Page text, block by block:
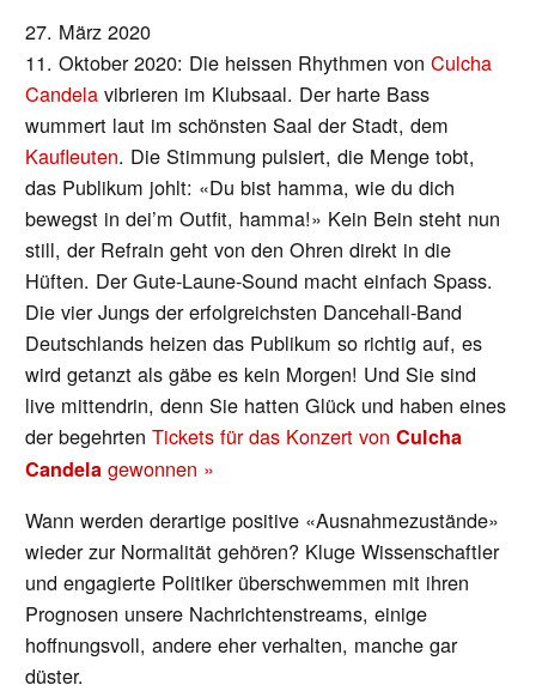
27. März 2020
11. Oktober 2020: Die heissen Rhythmen vonCulcha
Candela vibrieren im Klubsaal. Der harte Bass
wummert laut im schönsten Saal der Stadt, dem
Kaufleuten. Die Stimmung pulsiert, die Menge tobt,
das Publikum johlt: «Du bist hamma, wie du dich
bewegst in dei’m Outfit, hamma!» Kein Bein steht nun
still, der Refrain geht von den Ohren direkt in die
Hüften. Der Gute-Laune-Sound macht einfach Spass.
Die vier Jungs der erfolgreichsten Dancehall-Band
Deutschlands heizen das Publikum so richtig auf, es
wird getanzt als gäbe es kein Morgen! Und Sie sind
live mittendrin, denn Sie hatten Glück und haben eines
der begehrtenTickets für das Konzert von Culcha
Candela gewonnen »
Wann werden derartige positive «Ausnahmezustände»
wieder zur Normalität gehören? Kluge Wissenschaftler
und engagierte Politiker überschwemmen mit ihren
Prognosen unsere Nachrichtenstreams, einige
hoffnungsvoll, andere eher verhalten, manche gar
düster.